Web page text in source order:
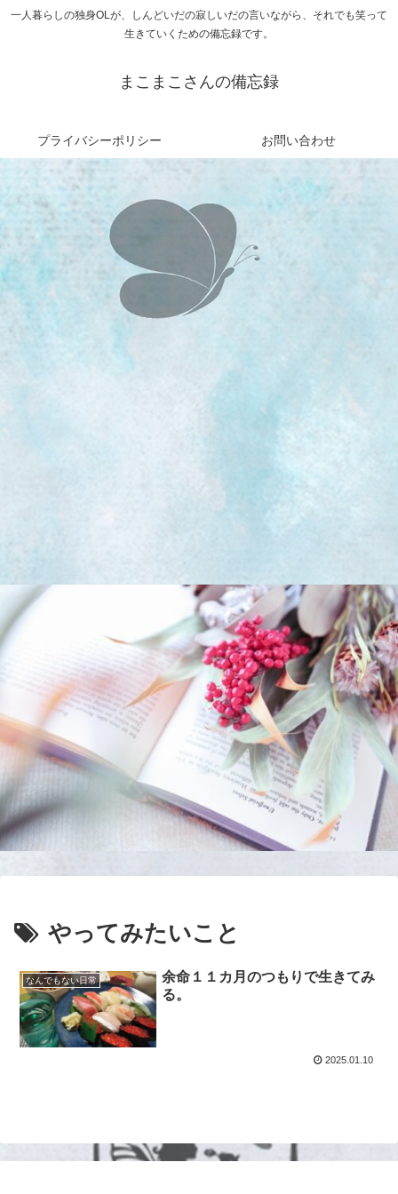
一人暮らしの独身OLが、しんどいだの寂しいだの言いながら、それでも笑って
生きていくための備忘録です。
まこまこさんの備忘録
プライバシーポリシー お問い合わせ
やってみたいこと
なんでもない日常
余命１１カ月のつもりで生きてみ
る。
2025.01.10